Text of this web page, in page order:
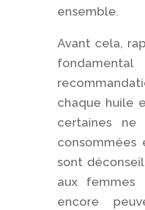
ensemble.
Avant cela,
chaque huile
certaines
consommées
sont
aux femmes
encore